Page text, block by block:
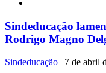
Sindeducação
Rodrigo Magno
Sindeducação | 7 de abril